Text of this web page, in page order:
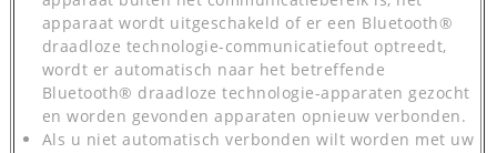
apparaat wordt uitgeschakeld of er een Bluetooth®
draadloze technologie-communicatiefout optreedt,
wordt er automatisch naar het betreffende
Bluetooth® draadloze technologie-apparaten gezocht
en worden gevonden apparaten opnieuw verbonden.
Als u niet automatisch verbonden wilt worden met uw